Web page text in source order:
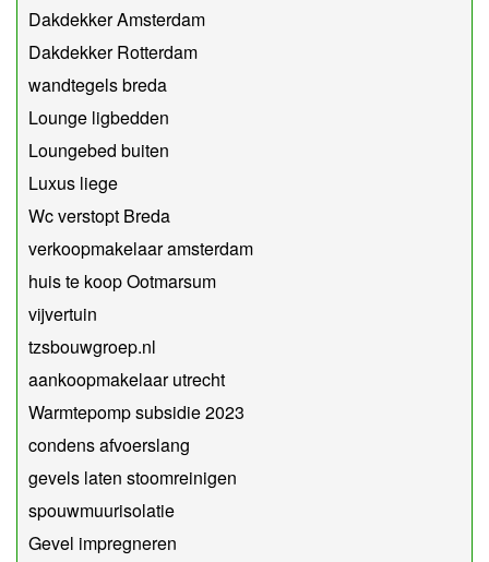
Dakdekker Amsterdam
Dakdekker Rotterdam
wandtegels breda
Lounge ligbedden
Loungebed buiten
Luxus liege
Wc verstopt Breda
verkoopmakelaar amsterdam
huis te koop Ootmarsum
vijvertuin
tzsbouwgroep.nl
aankoopmakelaar utrecht
Warmtepomp subsidie 2023
condens afvoerslang
gevels laten stoomreinigen
spouwmuurisolatie
Gevel impregneren